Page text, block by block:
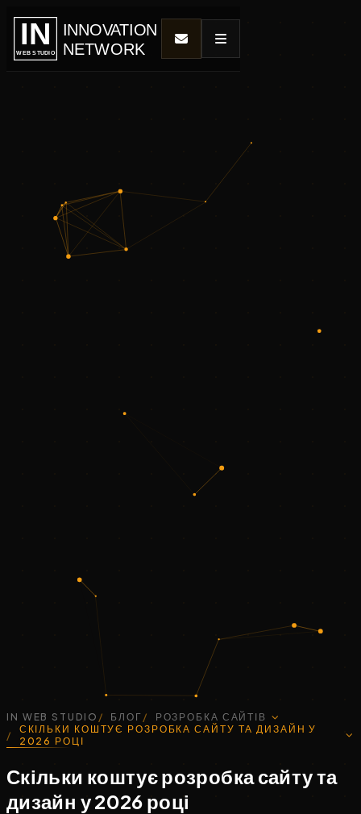
IN
WEB STUDIO
INNOVATION
NETWORK
IN WEB STUDIO БЛОГ
РОЗРОБКА САЙТІВ
СКІЛЬКИ КОШТУЄ РОЗРОБКА САЙТУ ТА ДИЗАЙН У
2026 РОЦІ
Скільки коштує розробка сайту та
дизайн у 2026 році